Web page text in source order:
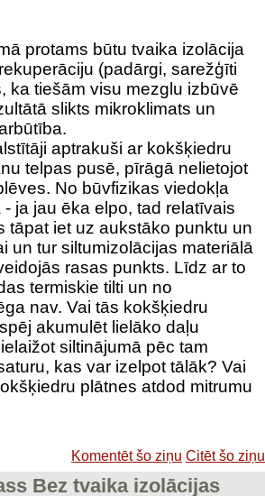
protams būtu tvaika izolācija
(padārgi, sarežģīti
ka tiešām visu mezglu izbūvē
slikts mikroklimats un
aptrakuši ar kokšķiedru
telpas pusē, pīrāgā nelietojot
No būvfizikas viedokļa
ja jau ēka elpo, tad relatīvais
tāpat iet uz aukstāko punktu un
un tur siltumizolācijas materiālā
rasas punkts. Līdz ar to
termiskie tilti un no
nav. Vai tās kokšķiedru
akumulēt lielāko daļu
siltinājumā pēc tam
kas var izelpot tālāk? Vai
plātnes atdod mitrumu
Komentēt šo ziņu Citēt šo ziņu
Bez tvaika izolācijas